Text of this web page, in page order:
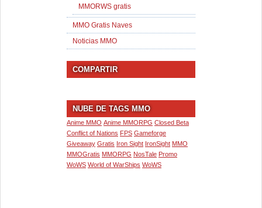
MMORWS gratis
MMO Gratis Naves
Noticias MMO
COMPARTIR
NUBE DE TAGS MMO
Anime MMO Anime MMORPG Closed Beta
Conflict of Nations FPS Gameforge
Giveaway Gratis Iron Sight IronSight MMO
MMOGratis MMORPG NosTale Promo
WoWS World of WarShips WoWS